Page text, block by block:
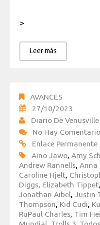
>
Leer más
AVANCES
27/10/2023
Diario De Venusville
No Hay
Enlace Permanente
Aino Jawo, Amy
Andrew Rannells, Anna
Caroline Hjelt,
Diggs, Elizabeth Tippet,
Jonathan Aibel, Justin
Thompson, Kid Cudi,
RuPaul Charles, Tim